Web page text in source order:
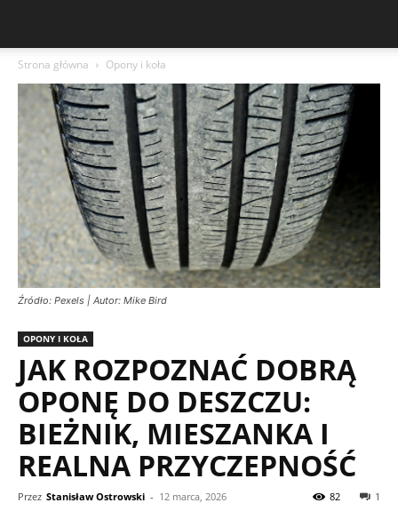
Strona główna Opony i koła
Źródło: Pexels | Autor: Mike Bird
OPONY I KOŁA
JAK ROZPOZNAĆ DOBRĄ
OPONĘ DO DESZCZU:
BIEŻNIK, MIESZANKA I
REALNA PRZYCZEPNOŚĆ
Przez Stanisław Ostrowski - 12 marca, 2026 1
82